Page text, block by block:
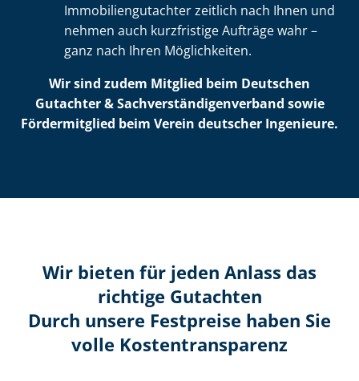
Im­mo­bi­li­en­gut­ach­ter zeitlich nach Ihnen und
nehmen auch kurzfristige Aufträge wahr –
ganz nach Ihren Möglichkeiten.
Wir sind zudem Mitglied beim Deutschen
Gutachter & Sach­ver­stän­di­gen­ver­band sowie
Fördermitglied beim Verein deutscher Ingenieure.
Wir bieten für jeden Anlass das
richtige Gutachten
Durch unsere Festpreise haben Sie
volle Kosten­transparenz